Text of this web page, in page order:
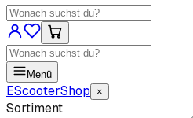
Menü
EScooterShop ×
Sortiment